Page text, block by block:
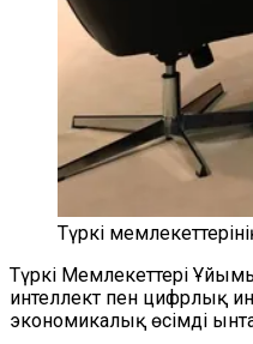
Түркі
Түркі Мемлекеттері Ұ
интеллект пен цифрлық
экономикалық өсімді